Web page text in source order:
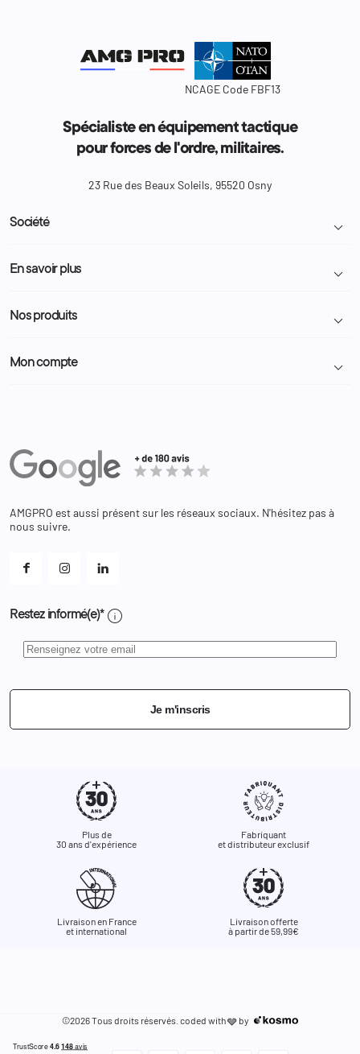
NCAGE Code FBF13
Spécialiste en équipement tactique
pour forces de l'ordre, militaires.
23 Rue des Beaux Soleils, 95520 Osny
Société 
Livraison et retour colis
Demande de devis
Nous contacter
En savoir plus 
Programme Fidélité
Administration
Nos produits 
Police Municipale | ASVP
Equipements
Bagagerie
Mon compte 
Adresses
Bons de réduction
Et les cookies ?
AMGPRO est aussi présent sur les réseaux sociaux. N'hésitez pas à
nous suivre.
Restez informé(e)* info
Je m'inscris
Plus de
30 ans d'expérience
Fabriquant
et distributeur exclusif
Livraison en France
et international
Livraison offerte
à partir de 59,99€
©2026 Tous droits réservés. coded with🩶 by